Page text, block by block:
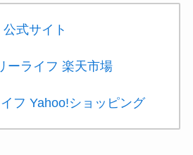
公式サイト
ーライフ 楽天市場
フ Yahoo!ショッピング